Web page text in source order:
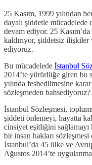
25 Kasım, 1999 yılından
dayalı şiddetle
devam ediyor. 25
kaldırıyor, şiddetsiz
ediyoruz.
Bu mücadelede İstanbul
2014’te yürürlüğe giren bu
yılında feshedilmesine
sözleşmeden bahsediyoruz?
​İstanbul Sözleşmesi,
şiddeti önlemeyi, hayatta
cinsiyet eşitliğini sağlamayı
bir insan hakları
İstanbul’da 45 ülke ve
Ağustos 2014’te